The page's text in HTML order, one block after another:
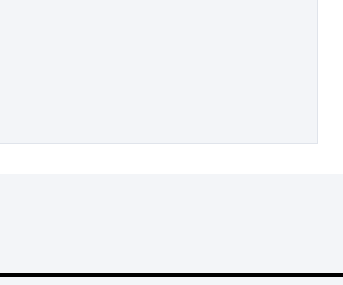
التواصل الاجتماعي، وسط دعوات
الكبير بن طوطو، ثم شخص اخر […]